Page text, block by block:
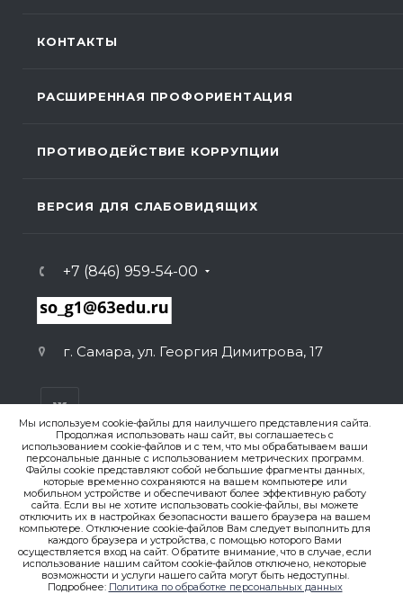
Мы используем cookie-файлы для наилучшего представления сайта.
Продолжая использовать наш сайт, вы соглашаетесь с
использованием cookie-файлов и с тем, что мы обрабатываем ваши
персональные данные с использованием метрических программ.
Файлы cookie представляют собой небольшие фрагменты данных,
которые временно сохраняются на вашем компьютере или
мобильном устройстве и обеспечивают более эффективную работу
сайта. Если вы не хотите использовать cookie-файлы, вы можете
отключить их в настройках безопасности вашего браузера на вашем
компьютере. Отключение cookie-файлов Вам следует выполнить для
каждого браузера и устройства, с помощью которого Вами
осуществляется вход на сайт. Обратите внимание, что в случае, если
использование нашим сайтом cookie-файлов отключено, некоторые
возможности и услуги нашего сайта могут быть недоступны.
Подробнее: Политика по обработке персональных данных
КОНТАКТЫ
РАСШИРЕННАЯ ПРОФОРИЕНТАЦИЯ
ПРОТИВОДЕЙСТВИЕ КОРРУПЦИИ
ВЕРСИЯ ДЛЯ СЛАБОВИДЯЩИХ
+7 (846) 959-54-00
г. Самара, ул. Георгия Димитрова, 17
ВЕРСИЯ ДЛЯ ПЕЧАТИ
ПОЛИТИКА КОНФИДЕНЦИАЛЬНОСТИ
© 2007-2026. , ГБОУ СО «Гимназия № 1 (Базовая школа
РАН)»
Создание сайта